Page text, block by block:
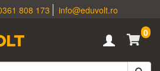
808 173
info@eduvolt.ro
0